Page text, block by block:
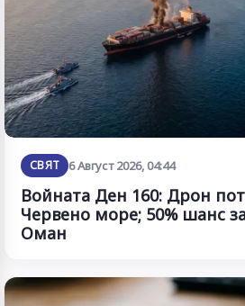
СВЯТ 6 Август 2026, 04:44
Войната Ден 160: Дрон
Червено море; 50% шанс
Оман